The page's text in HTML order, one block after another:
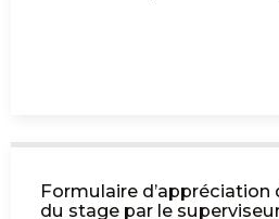
Formulaire
du stage par le